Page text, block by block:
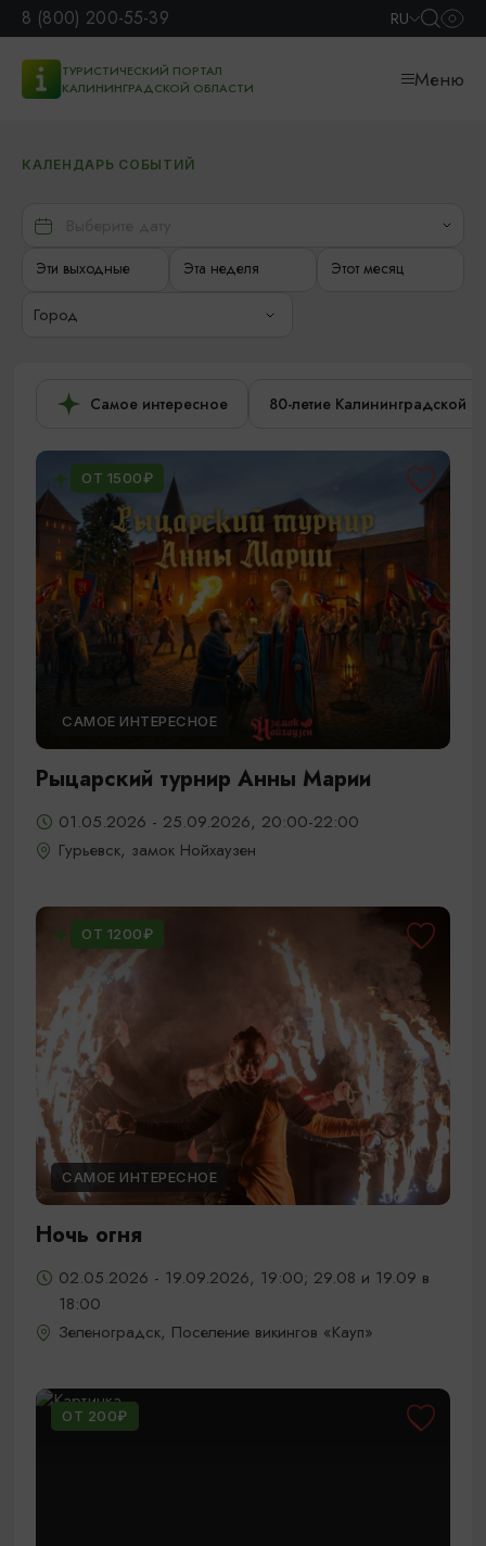
8 (800) 200-55-39 RU
ТУРИСТИЧЕСКИЙ ПОРТАЛ
КАЛИНИНГРАДСКОЙ ОБЛАСТИ
Меню
КАЛЕНДАРЬ СОБЫТИЙ
Эти выходные Эта неделя Этот месяц
Город
Самое интересное 80-летие Калининградской
ОТ 1500₽
САМОЕ ИНТЕРЕСНОЕ
Рыцарский турнир Анны Марии
01.05.2026 - 25.09.2026, 20:00-22:00
Гурьевск, замок Нойхаузен
ОТ 1200₽
САМОЕ ИНТЕРЕСНОЕ
Ночь огня
02.05.2026 - 19.09.2026, 19:00; 29.08 и 19.09 в
18:00
Зеленоградск, Поселение викингов «Кауп»
ОТ 200₽